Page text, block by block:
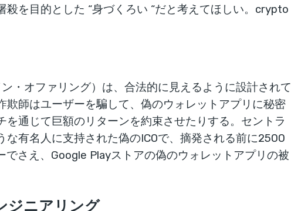
を目的とした “身づくろい “だと考えてほしい。crypto
・オファリング）は、合法的に見えるように設計されて
欺師はユーザーを騙して、偽のウォレットアプリに秘密
通じて巨額のリターンを約束させたりする。セントラ
有名人に支持された偽のICOで、摘発される前に2500
さえ、Google Playストアの偽のウォレットアプリの被
ジニアリング